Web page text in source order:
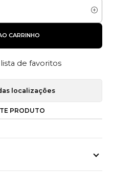
CARRINHO
de favoritos
localizações
PRODUTO